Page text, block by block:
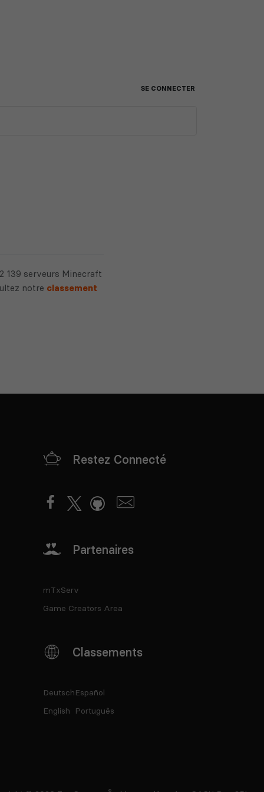
139 serveurs Minecraft
notre classement
Restez Connecté
Partenaires
mTxServ
Game Creators Area
Classements
Deutsch
English
Español
Português